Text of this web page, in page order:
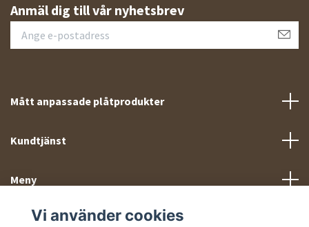
Anmäl dig till vår nyhetsbrev
Mått anpassade plåtprodukter
Kundtjänst
Meny
Sociala medier
Vi använder cookies